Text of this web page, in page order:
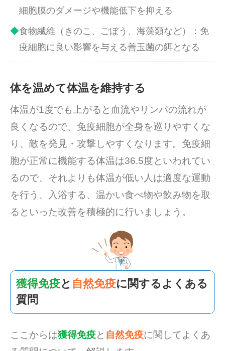
細胞膜のダメージや機能低下を抑える
食物繊維（きのこ、ごぼう、海藻類など）：免
疫細胞に良い影響を与える善玉菌の餌となる
体を温めて体温を維持する
体温が1度でも上がると血流やリンパの流れが
良くなるので、免疫細胞が全身を巡りやすくな
り、敵を発見・攻撃しやすくなります。免疫細
胞が正常に機能する体温は36.5度といわれてい
るので、それよりも体温が低い人は適度な運動
を行う、入浴する、温かい食べ物や飲み物を取
るといった改善を積極的に行いましょう。
獲得免疫と 自然免疫に関するよくある
質問
ここからは獲得免疫と 自然免疫に関してよくあ